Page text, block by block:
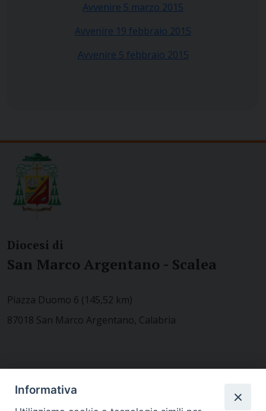
Avvenire 5 marzo 2015
Avvenire 19 febbraio 2015
Avvenire 5 febbraio 2015
Diocesi di
San Marco Argentano - Scalea
Piazza Duomo 6 (145,52 km)
87018 San Marco Argentano, Calabria
Informativa